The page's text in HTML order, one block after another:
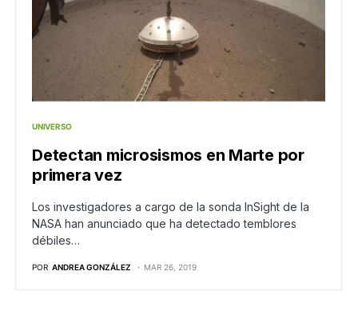
UNIVERSO
Detectan microsismos en Marte por
primera vez
Los investigadores a cargo de la sonda InSight de la
NASA han anunciado que ha detectado temblores
débiles…
POR ANDREA GONZÁLEZ MAR 26, 2019